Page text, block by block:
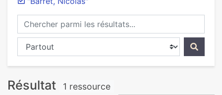
Chercher parmi les résultats...
Chercher dans...
Résultat 1 ressource